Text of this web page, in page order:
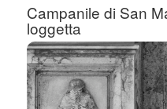
Campanile di San
loggetta